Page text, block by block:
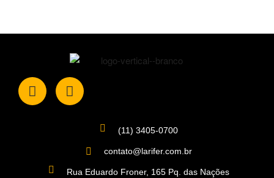
(11) 3405-0700
contato@larifer.com.br
Rua Eduardo Froner, 165 Pq. das Nações